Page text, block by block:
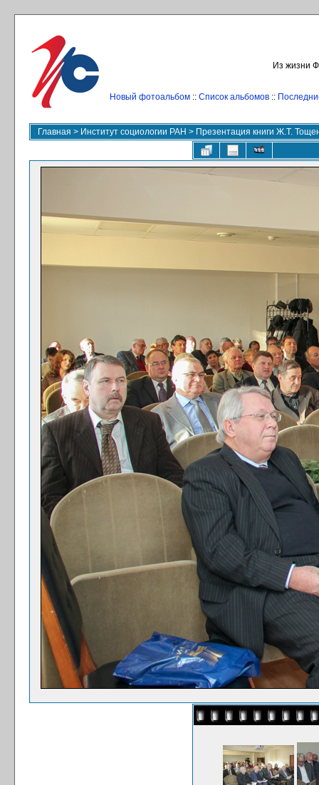
Из жизни
Новый фотоальбом:: Список альбомов::
Главная > Институт социологии РАН > Презентация книги Ж.Т.